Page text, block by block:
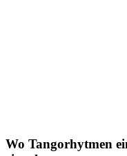
Wo Tangorhytmen